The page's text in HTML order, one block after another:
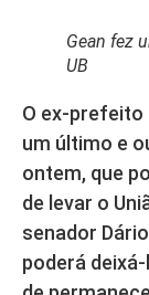
Gean fez
UB
O ex-prefeito
um último e
ontem, que
de levar o
senador
poderá